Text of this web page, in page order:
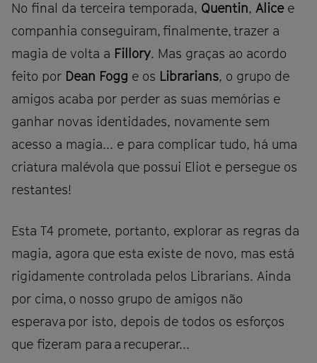
No final da terceira temporada, Quentin, Alicee
companhia conseguiram, finalmente, trazer a
magia de volta a Fillory. Mas graças ao acordo
feito por Dean Fogg e os Librarians, o grupo de
amigos acaba por perder as suas memórias e
ganhar novas identidades, novamente sem
acesso a magia... e para complicar tudo, há uma
criatura malévola que possui Eliot e persegue os
restantes!
Esta T4 promete, portanto, explorar as regras da
magia, agora que esta existe de novo, mas está
rigidamente controlada pelos Librarians. Ainda
por cima, o nosso grupo de amigos não
esperava por isto, depois de todos os esforços
que fizeram para a recuperar...